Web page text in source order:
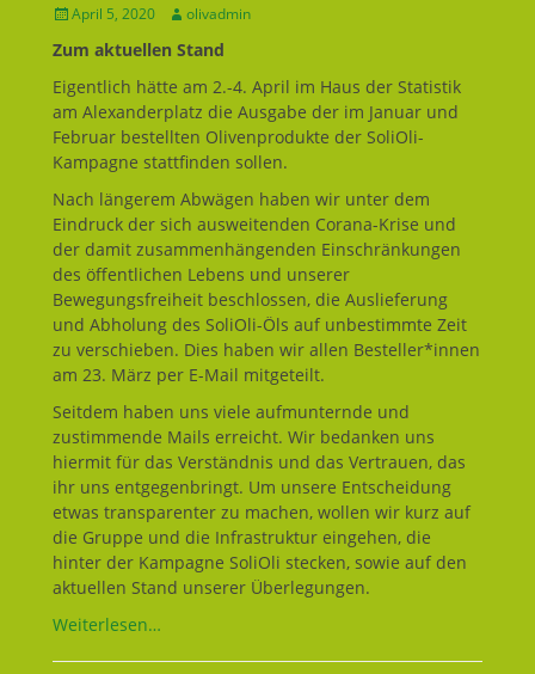
Geposted
April 5, 2020 Autorolivadmin
Zum aktuellen Stand
Eigentlich hätte am 2.-4. April im Haus der Statistik
am Alexanderplatz die Ausgabe der im Januar und
Februar bestellten Olivenprodukte der SoliOli-
Kampagne stattfinden sollen.
Nach längerem Abwägen haben wir unter dem
Eindruck der sich ausweitenden Corana-Krise und
der damit zusammenhängenden Einschränkungen
des öffentlichen Lebens und unserer
Bewegungsfreiheit beschlossen, die Auslieferung
und Abholung des SoliOli-Öls auf unbestimmte Zeit
zu verschieben. Dies haben wir allen Besteller*innen
am 23. März per E-Mail mitgeteilt.
Seitdem haben uns viele aufmunternde und
zustimmende Mails erreicht. Wir bedanken uns
hiermit für das Verständnis und das Vertrauen, das
ihr uns entgegenbringt. Um unsere Entscheidung
etwas transparenter zu machen, wollen wir kurz auf
die Gruppe und die Infrastruktur eingehen, die
hinter der Kampagne SoliOli stecken, sowie auf den
aktuellen Stand unserer Überlegungen.
Weiterlesen…